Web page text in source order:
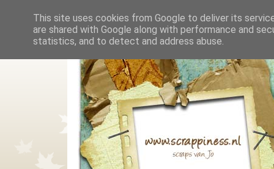
This site uses cookies from Google to deliver its
are shared with Google along with performance and
statistics, and to detect and address abuse.